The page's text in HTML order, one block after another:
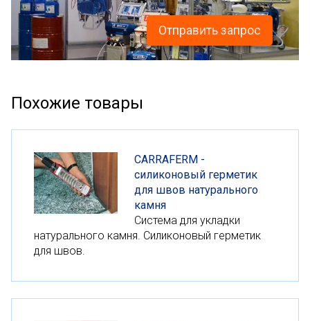
Отправить запрос
Похожие товары
СARRAFERM -
силиконовый герметик
для швов натурального
камня
Система для укладки
натурального камня. Силиконовый герметик
для швов.